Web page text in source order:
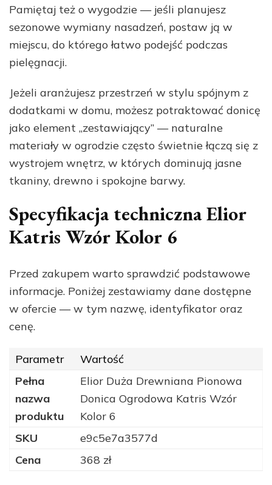
Pamiętaj też o wygodzie — jeśli planujesz
sezonowe wymiany nasadzeń, postaw ją w
miejscu, do którego łatwo podejść podczas
pielęgnacji.
Jeżeli aranżujesz przestrzeń w stylu spójnym z
dodatkami w domu, możesz potraktować donicę
jako element „zestawiający” — naturalne
materiały w ogrodzie często świetnie łączą się z
wystrojem wnętrz, w których dominują jasne
tkaniny, drewno i spokojne barwy.
Specyfikacja techniczna Elior
Katris Wzór Kolor 6
Przed zakupem warto sprawdzić podstawowe
informacje. Poniżej zestawiamy dane dostępne
w ofercie — w tym nazwę, identyfikator oraz
cenę.
Parametr
Wartość
Pełna
nazwa
produktu
Elior Duża Drewniana Pionowa
Donica Ogrodowa Katris Wzór
Kolor 6
SKU
e9c5e7a3577d
Cena
368 zł